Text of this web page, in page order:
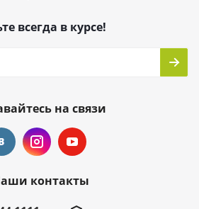
всегда в курсе!
на связи
контакты